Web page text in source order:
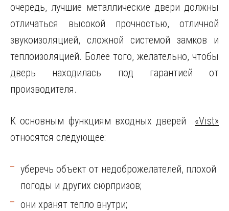
очередь, лучшие металлические двери должны
отличаться высокой прочностью, отличной
звукоизоляцией, сложной системой замков и
теплоизоляцией. Более того, желательно, чтобы
дверь находилась под гарантией от
производителя.
К основным функциям входных дверей «Vist»
относятся следующее:
уберечь объект от недоброжелателей, плохой
погоды и других сюрпризов;
они хранят тепло внутри;